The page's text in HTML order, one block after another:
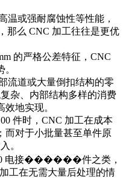
温或强耐腐蚀性等性能，
那么 CNC 加工往往是更优
的严格公差特征，CNC
流道或大量倒扣结构的零
杂、内部结构多样的消费
地实现。
件时，CNC 加工在成本
而对于小批量甚至单件原
。
电接������件之类，
工在无需大量后处理的情